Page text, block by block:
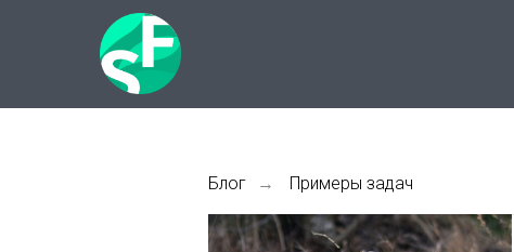
Блог → Примеры задач